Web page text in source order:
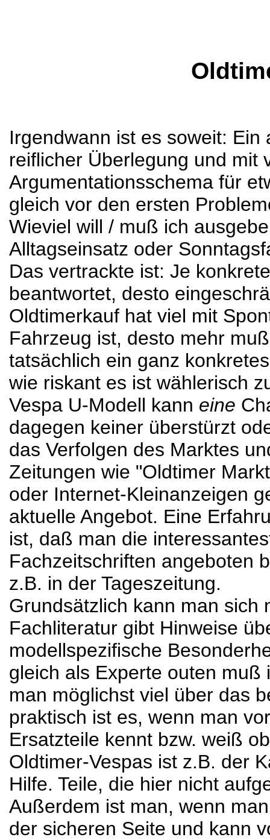
Irgendwann ist es soweit:
reiflicher Überlegung und mit
Argumentationsschema für
gleich vor den ersten
Wieviel will / muß ich
Alltagseinsatz oder
Das vertrackte ist: Je
beantwortet, desto
Oldtimerkauf hat viel mit
Fahrzeug ist, desto mehr
tatsächlich ein ganz
wie riskant es ist wählerisch
Vespa U-Modell kann eine
dagegen keiner überstürzt
das Verfolgen des Marktes
Zeitungen wie "Oldtimer
oder Internet-Kleinanzeigen
aktuelle Angebot. Eine
ist, daß man die
Fachzeitschriften angeboten
z.B. in der Tageszeitung.
Grundsätzlich kann man sich
Fachliteratur gibt Hinweise
modellspezifische
gleich als Experte outen
man möglichst viel über das
praktisch ist es, wenn man
Ersatzteile kennt bzw. weiß
Oldtimer-Vespas ist z.B. der
Hilfe. Teile, die hier nicht
Außerdem ist man, wenn
der sicheren Seite und kann